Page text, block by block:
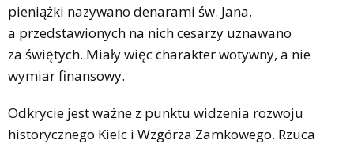
pieniążki nazywano denarami św. Jana,
a przedstawionych na nich cesarzy uznawano
za świętych. Miały więc charakter wotywny, a nie
wymiar finansowy.
Odkrycie jest ważne z punktu widzenia rozwoju
historycznego Kielc i Wzgórza Zamkowego. Rzuca